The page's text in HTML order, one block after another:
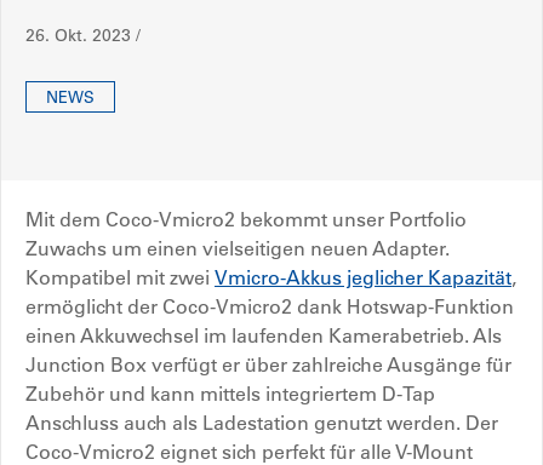
26. Okt. 2023 /
NEWS
Mit dem Coco-Vmicro2 bekommt unser Portfolio
Zuwachs um einen vielseitigen neuen Adapter.
Kompatibel mit zwei Vmicro-Akkus jeglicher Kapazität,
ermöglicht der Coco-Vmicro2 dank Hotswap-Funktion
einen Akkuwechsel im laufenden Kamerabetrieb. Als
Junction Box verfügt er über zahlreiche Ausgänge für
Zubehör und kann mittels integriertem D-Tap
Anschluss auch als Ladestation genutzt werden. Der
Coco-Vmicro2 eignet sich perfekt für alle V-Mount